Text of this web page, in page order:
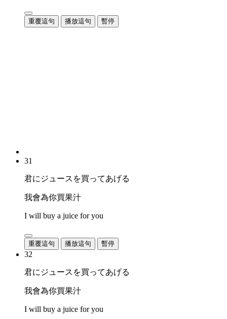
重覆這句 播放這句 暫停
31
君にジュースを買ってあげる
我會為你買果汁
I will buy a juice for you
重覆這句 播放這句 暫停
32
君にジュースを買ってあげる
我會為你買果汁
I will buy a juice for you